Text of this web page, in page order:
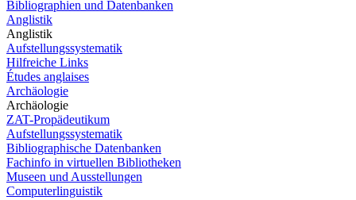
Bibliographien und Datenbanken
Anglistik
Anglistik
Aufstellungssystematik
Hilfreiche Links
Études anglaises
Archäologie
Archäologie
ZAT-Propädeutikum
Aufstellungssystematik
Bibliographische Datenbanken
Fachinfo in virtuellen Bibliotheken
Museen und Ausstellungen
Computerlinguistik